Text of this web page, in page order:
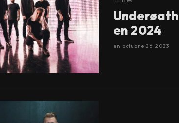
en 2024
en octubre 26, 2023